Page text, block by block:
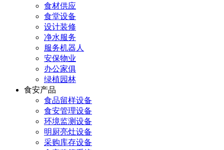
食材供应
食堂设备
设计装修
净水服务
服务机器人
安保物业
办公家俱
绿植园林
食安产品
食品留样设备
食安管理设备
环境监测设备
明厨亮灶设备
采购库存设备